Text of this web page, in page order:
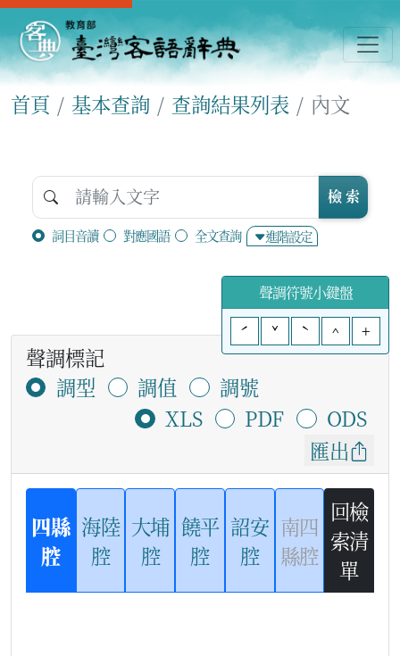
首頁 基本查詢 查詢結果列表 內文
詞目音讀 對應國語 全文查詢 進階設定
檢 索
聲調符號小鍵盤
ˊ
ˇ ˋ ^ +
聲調標記
調型
調值
調號
XLS
PDF
ODS
匯出
四縣
腔
海陸
腔
大埔
腔
饒平
腔
詔安
腔
南四
縣腔
回檢
索清
單